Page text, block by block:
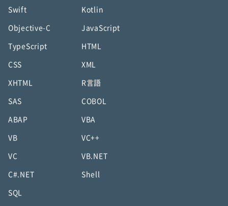
Swift Kotlin
Objective-C JavaScript
TypeScript HTML
CSS XML
XHTML R言語
SAS COBOL
ABAP VBA
VB VC++
VC VB.NET
C#.NET Shell
SQL